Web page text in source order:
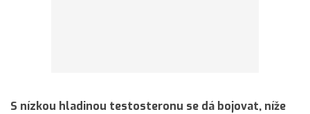
S nízkou hladinou testosteronu se dá bojovat, níže